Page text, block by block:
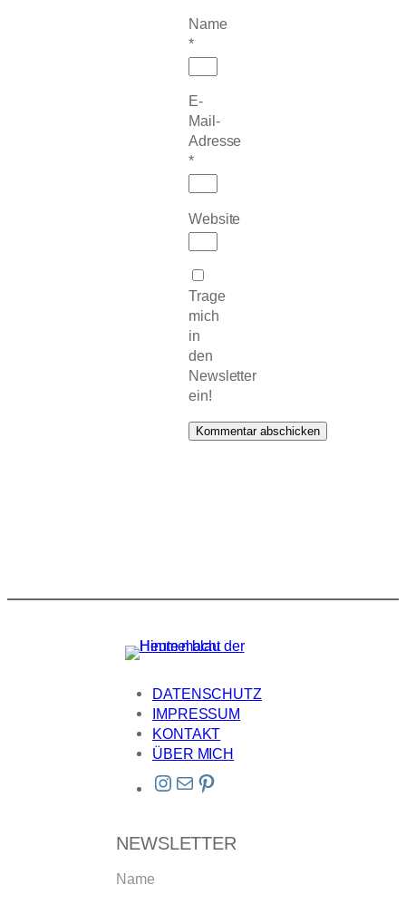
Name
*
E-
Mail-
Adresse
*
Website
Trage
mich
in
den
Newsletter
ein!
DATENSCHUTZ
IMPRESSUM
KONTAKT
ÜBER MICH
Instagram E-Mail Pinterest
NEWSLETTER
Name